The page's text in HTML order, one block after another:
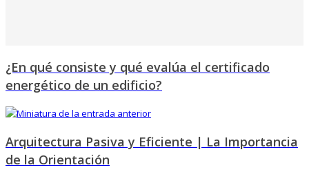
¿En qué consiste y qué evalúa el certificado
energético de un edificio?
Arquitectura Pasiva y Eficiente | La Importancia
de la Orientación